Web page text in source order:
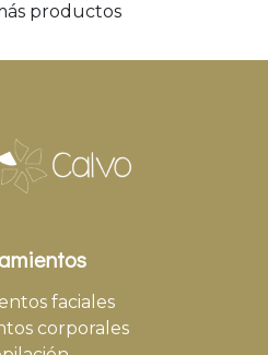
productos
faciales
corporales